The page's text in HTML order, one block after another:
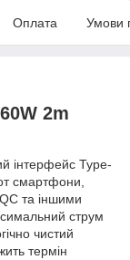
Оплата Умови
2m
інтерфейс Type-
смартфони,
та іншими
струм
чистий
термін